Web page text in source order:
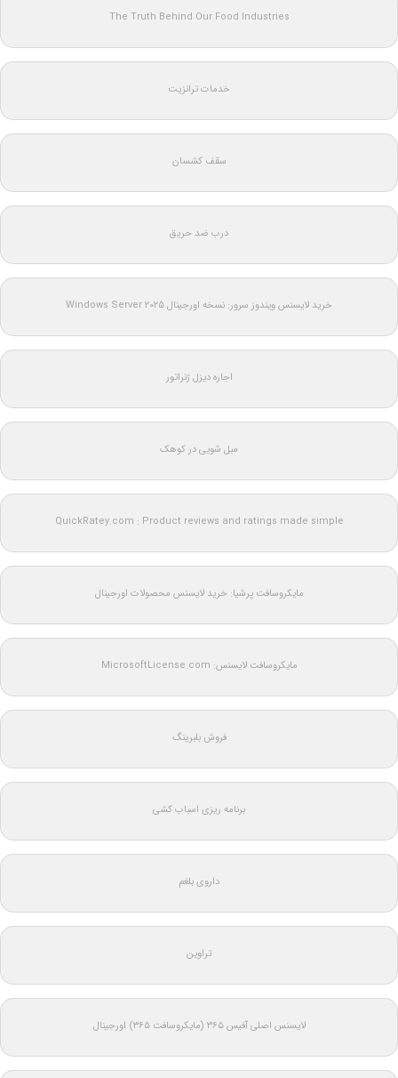
The Truth Behind Our Food Industries
خدمات ترانزیت
سقف کشسان
درب ضد حریق
خرید لایسنس ویندوز سرور: نسخه اورجینال Windows Server 2025
اجاره دیزل ژنراتور
مبل شویی در کوهک
QuickRatey.com : Product reviews and ratings made simple
مایکروسافت پرشیا: خرید لایسنس محصولات اورجینال
مایکروسافت لایسنس: MicrosoftLicense.com
فروش بلبرینگ
برنامه ریزی اسباب کشی
داروی بلغم
تراوین
لایسنس اصلی آفیس ۳۶۵ (مایکروسافت ۳۶۵) اورجینال